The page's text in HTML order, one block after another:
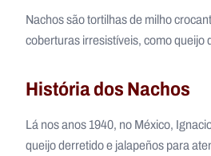
Nachos são tortilhas de milho
coberturas irresistíveis, como
História dos Nachos
Lá nos anos 1940, no México,
queijo derretido e jalapeños para